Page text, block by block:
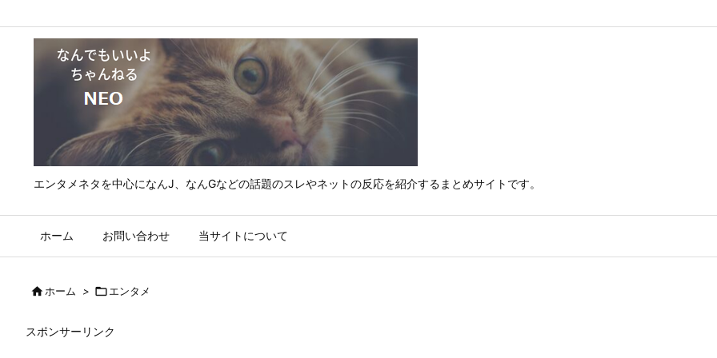
エンタメネタを中心になんJ、なんGなどの話題のスレやネットの反応を紹介するまとめサイトです。
ホーム お問い合わせ 当サイトについて
ホーム > エンタメ
スポンサーリンク